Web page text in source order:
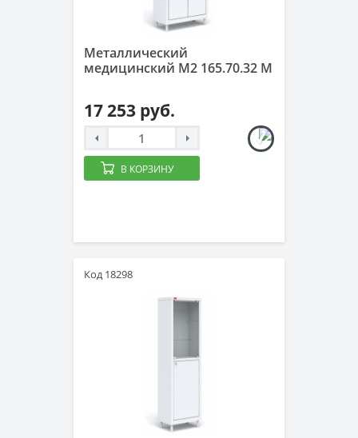
Металлический
медицинский М2 165.70.32 М
17 253 руб.
В КОРЗИНУ
Код 18298